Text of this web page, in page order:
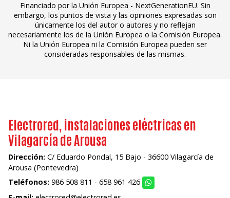
Financiado por la Unión Europea - NextGenerationEU. Sin
embargo, los puntos de vista y las opiniones expresadas son
únicamente los del autor o autores y no reflejan
necesariamente los de la Unión Europea o la Comisión Europea.
Ni la Unión Europea ni la Comisión Europea pueden ser
consideradas responsables de las mismas.
Electrored, instalaciones eléctricas en
Vilagarcía de Arousa
Dirección: C/ Eduardo Pondal, 15 Bajo - 36600 Vilagarcía de
Arousa (Pontevedra)
Teléfonos: 986 508 811 - 658 961 426